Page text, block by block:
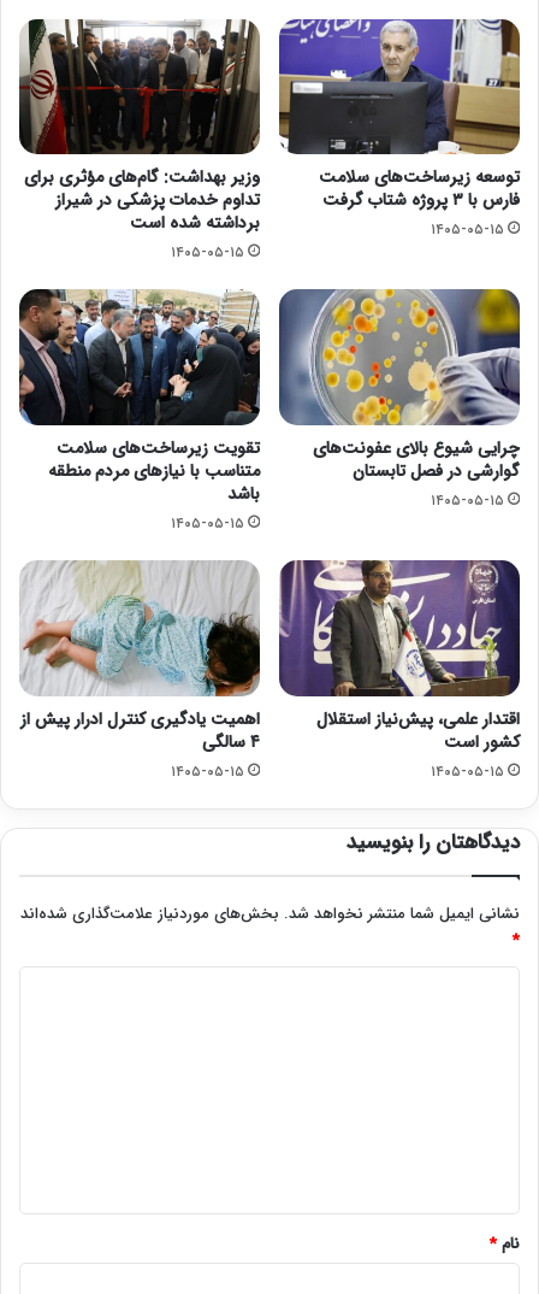
توسعه زیرساخت‌های سلامت
فارس با ۳ پروژه شتاب گرفت
۱۴۰۵-۰۵-۱۵
وزیر بهداشت: گام‌های مؤثری برای
تداوم خدمات پزشکی در شیراز
برداشته شده است
۱۴۰۵-۰۵-۱۵
چرایی شیوع بالای عفونت‌های
گوارشی در فصل تابستان
۱۴۰۵-۰۵-۱۵
تقویت زیرساخت‌های سلامت
متناسب با نیازهای مردم منطقه
باشد
۱۴۰۵-۰۵-۱۵
اقتدار علمی، پیش‌نیاز استقلال
کشور است
۱۴۰۵-۰۵-۱۵
اهمیت یادگیری کنترل ادرار پیش از
۴ سالگی
۱۴۰۵-۰۵-۱۵
دیدگاهتان را بنویسید
نشانی ایمیل شما منتشر نخواهد شد. بخش‌های موردنیاز علامت‌گذاری شده‌اند
*
نام*